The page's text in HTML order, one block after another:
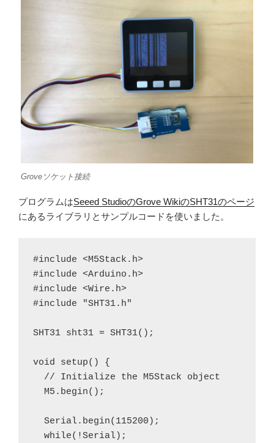
Groveソケット接続
プログラムはSeeed StudioのGrove WikiのSHT31のページ
にあるライブラリとサンプルコードを使いました。
#include <M5Stack.h>
#include <Arduino.h>
#include <Wire.h>
#include "SHT31.h"
SHT31 sht31 = SHT31();
void setup() {
  // Initialize the M5Stack object
  M5.begin();
  Serial.begin(115200);
  while(!Serial);